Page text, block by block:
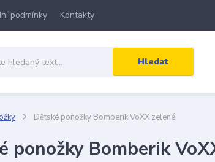
podmínky Kontakty
Hledat
Dětské ponožky Bomberik VoXX zelené
ponožky Bomberik